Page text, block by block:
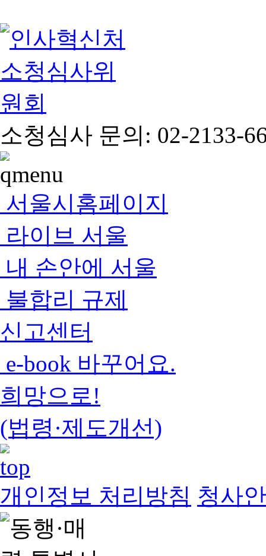
소청심사 문의: 02-2133-
서울시홈페이지
라이브 서울
내 손안에 서울
불합리 규제
신고센터
e-book 바꾸어요.
희망으로!
(법령·제도개선)
개인정보 처리방침 청사